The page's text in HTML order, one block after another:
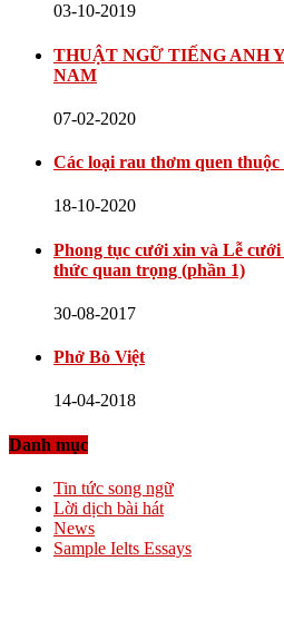
03-10-2019
THUẬT NGỮ TIẾNG ANH
NAM
07-02-2020
Các loại rau thơm quen
18-10-2020
Phong tục cưới xin và Lễ
thức quan trọng (phần 1)
30-08-2017
Phở Bò Việt
14-04-2018
Danh mục
Tin tức song ngữ
Lời dịch bài hát
News
Sample Ielts Essays